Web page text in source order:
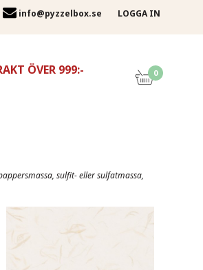
info@pyzzelbox.se LOGGA IN
ÖVER 999:- 0
sulfit- eller sulfatmassa,